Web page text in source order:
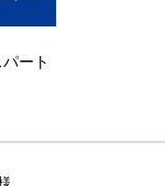
ート